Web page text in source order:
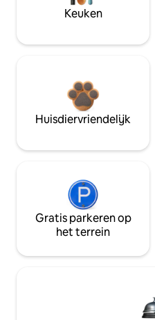
Keuken
Huisdiervriendelijk
Gratis parkeren op
het terrein